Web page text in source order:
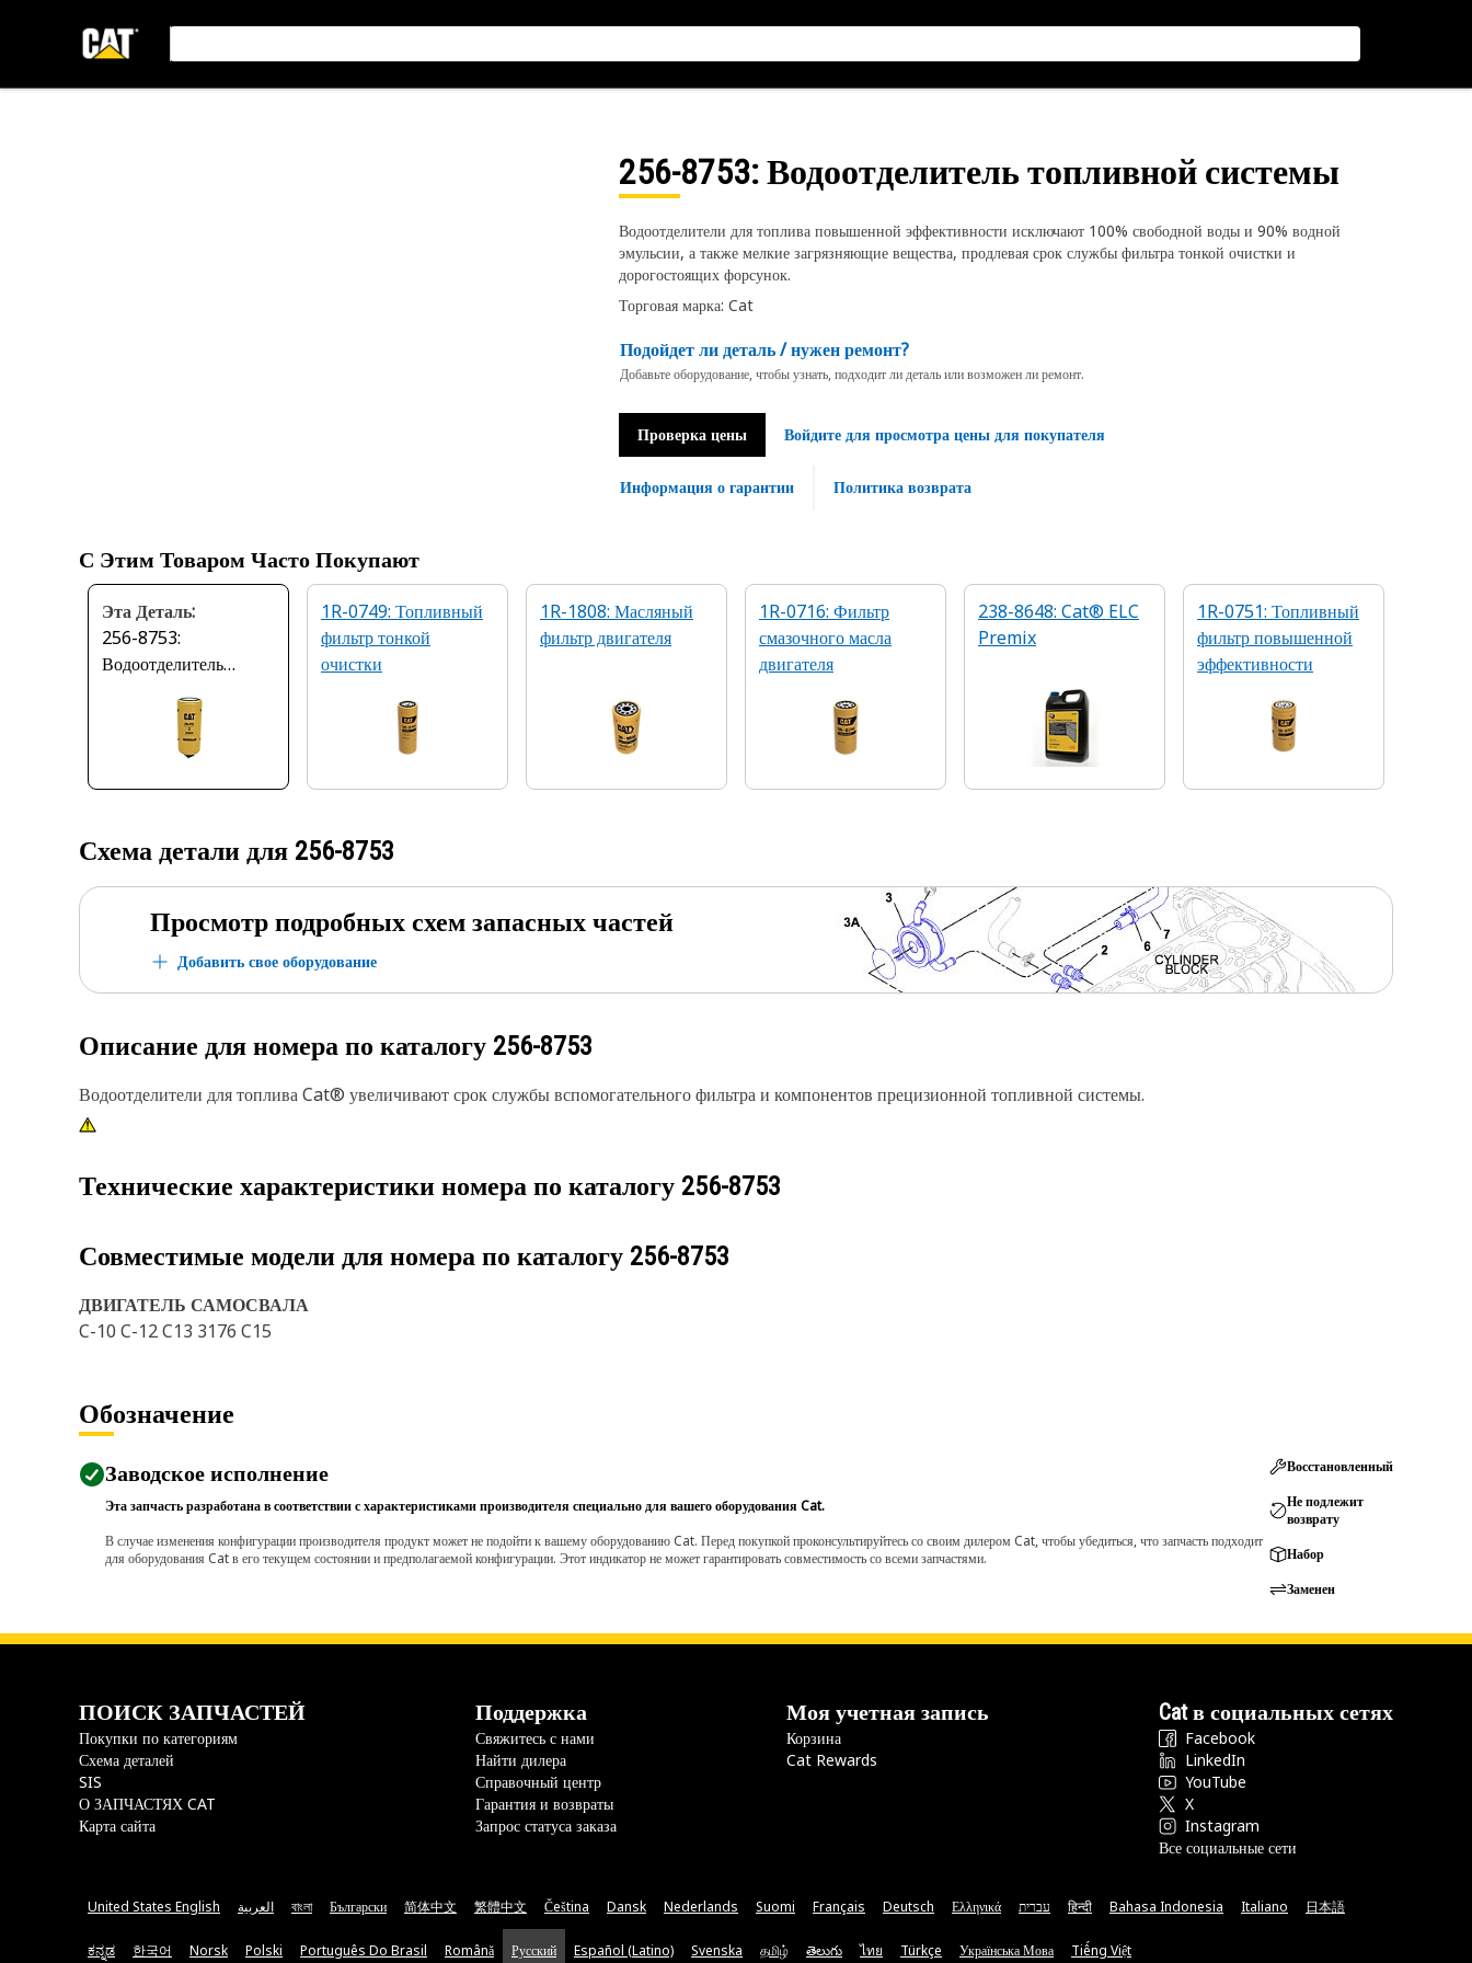
256-8753: Водоотделитель топливной системы
Водоотделители для топлива повышенной эффективности исключают 100% свободной воды и 90% водной
эмульсии, а также мелкие загрязняющие вещества, продлевая срок службы фильтра тонкой очистки и
дорогостоящих форсунок.
Торговая марка: Cat
Подойдет ли деталь / нужен ремонт?
Добавьте оборудование, чтобы узнать, подходит ли деталь или возможен ли ремонт.
Проверка цены Войдите для просмотра цены для покупателя
Информация о гарантии Политика возврата
С Этим Товаром Часто Покупают
Эта Деталь:
256-8753:
Водоотделитель
1R-0749: Топливный
фильтр тонкой
очистки
1R-1808: Масляный
фильтр двигателя
1R-0716: Фильтр
смазочного масла
двигателя
238-8648: Cat® ELC
Premix
1R-0751: Топливный
фильтр повышенной
эффективности
Схема детали для 256-8753
Просмотр подробных схем запасных частей
Добавить свое оборудование
Описание для номера по каталогу 256-8753
Водоотделители для топлива Cat® увеличивают срок службы вспомогательного фильтра и компонентов прецизионной топливной системы.
Технические характеристики номера по каталогу 256-8753
Совместимые модели для номера по каталогу 256-8753
ДВИГАТЕЛЬ САМОСВАЛА
C-10 C-12 C13 3176 C15
Обозначение
Заводское исполнение
Эта запчасть разработана в соответствии с характеристиками производителя специально для вашего оборудования Cat.
В случае изменения конфигурации производителя продукт может не подойти к вашему оборудованию Cat. Перед покупкой проконсультируйтесь со своим дилером Cat, чтобы убедиться, что запчасть подходит
для оборудования Cat в его текущем состоянии и предполагаемой конфигурации. Этот индикатор не может гарантировать совместимость со всеми запчастями.
Восстановленный
Не подлежит
возврату
Набор
Заменен
ПОИСК ЗАПЧАСТЕЙ
Покупки по категориям
Схема деталей
SIS
О ЗАПЧАСТЯХ CAT
Карта сайта
Поддержка
Свяжитесь с нами
Найти дилера
Справочный центр
Гарантия и возвраты
Запрос статуса заказа
Моя учетная запись
Корзина
Cat Rewards
Cat в социальных сетях
Facebook
LinkedIn
YouTube
X
Instagram
Все социальные сети
United States English العربية বাংলা Български 简体中文 繁體中文 Čeština Dansk Nederlands Suomi Français Deutsch Ελληνικά עברית हिन्दी Bahasa Indonesia Italiano 日本語
ಕನ್ನಡ 한국어 Norsk Polski Português Do Brasil Română Русский Español (Latino) Svenska தமிழ் తెలుగు ไทย Türkçe Українська Мова Tiếng Việt